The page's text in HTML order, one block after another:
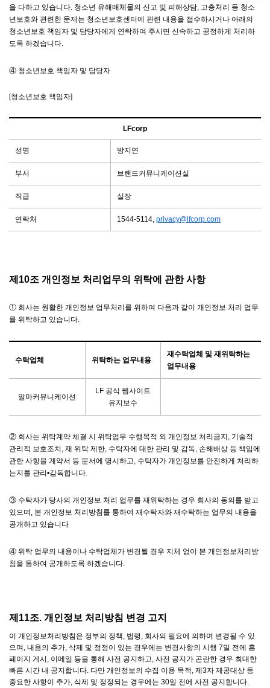
을 다하고 있습니다. 청소년 유해매체물의 신고 및 피해상담, 고충처리 등 청소
년보호와 관련한 문제는 청소년보호센터에 관련 내용을 접수하시거나 아래의
청소년보호 책임자 및 담당자에게 연락하여 주시면 신속하고 공정하게 처리하
도록 하겠습니다.
④ 청소년보호 책임자 및 담당자
[청소년보호 책임자]
LFcorp
성명 방지연
부서 브랜드커뮤니케이션실
직급 실장
연락처 1544-5114, privacy@lfcorp.com
제10조 개인정보 처리업무의 위탁에 관한 사항
① 회사는 원활한 개인정보 업무처리를 위하여 다음과 같이 개인정보 처리 업무
를 위탁하고 있습니다.
수탁업체 위탁하는 업무내용
재수탁업체 및 재위탁하는
업무내용
알마커뮤니케이션
LF 공식 웹사이트
유지보수
② 회사는 위탁계약 체결 시 위탁업무 수행목적 외 개인정보 처리금지, 기술적
관리적 보호조치, 재 위탁 제한, 수탁자에 대한 관리 및 감독, 손해배상 등 책임에
관한 사항을 계약서 등 문서에 명시하고, 수탁자가 개인정보를 안전하게 처리하
는지를 관리•감독합니다.
③ 수탁자가 당사의 개인정보 처리 업무를 재위탁하는 경우 회사의 동의를 받고
있으며, 본 개인정보 처리방침를 통하여 재수탁자와 재수탁하는 업무의 내용을
공개하고 있습니다
④ 위탁 업무의 내용이나 수탁업체가 변경될 경우 지체 없이 본 개인정보처리방
침을 통하여 공개하도록 하겠습니다.
제11조. 개인정보 처리방침 변경 고지
이 개인정보처리방침은 정부의 정책, 법령, 회사의 필요에 의하여 변경될 수 있
으며, 내용의 추가, 삭제 및 정정이 있는 경우에는 변경사항의 시행 7일 전에 홈
페이지 게시, 이메일 등을 통해 사전 공지하고, 사전 공지가 곤란한 경우 최대한
빠른 시간 내 공지합니다. 다만 개인정보의 수집 이용 목적, 제3자 제공대상 등
중요한 사항이 추가, 삭제 및 정정되는 경우에는 30일 전에 사전 공지합니다.